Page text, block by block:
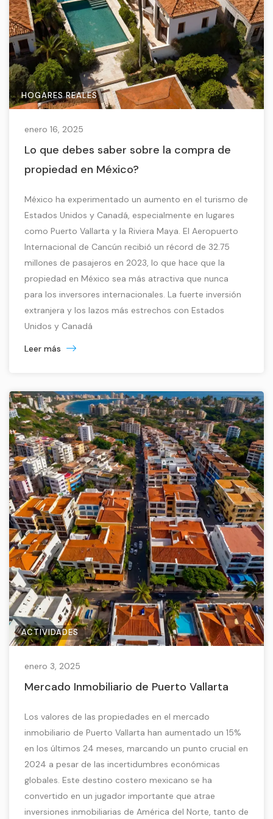
HOGARES REALES
enero 16, 2025
Lo que debes saber sobre la compra de
propiedad en México?
México ha experimentado un aumento en el turismo de
Estados Unidos y Canadá, especialmente en lugares
como Puerto Vallarta y la Riviera Maya. El Aeropuerto
Internacional de Cancún recibió un récord de 32.75
millones de pasajeros en 2023, lo que hace que la
propiedad en México sea más atractiva que nunca
para los inversores internacionales. La fuerte inversión
extranjera y los lazos más estrechos con Estados
Unidos y Canadá
Leer más
ACTIVIDADES
enero 3, 2025
Mercado Inmobiliario de Puerto Vallarta
Los valores de las propiedades en el mercado
inmobiliario de Puerto Vallarta han aumentado un 15%
en los últimos 24 meses, marcando un punto crucial en
2024 a pesar de las incertidumbres económicas
globales. Este destino costero mexicano se ha
convertido en un jugador importante que atrae
inversiones inmobiliarias de América del Norte, tanto de